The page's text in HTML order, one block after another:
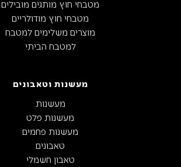
מטבחי חוץ מותגים מובילים
מטבחי חוץ מודולריים
מוצרים משלימים למטבח
למטבח הביתי
מעשנות וטאבונים
מעשנות
מעשנות פלט
מעשנות פחמים
טאבונים
טאבון חשמלי